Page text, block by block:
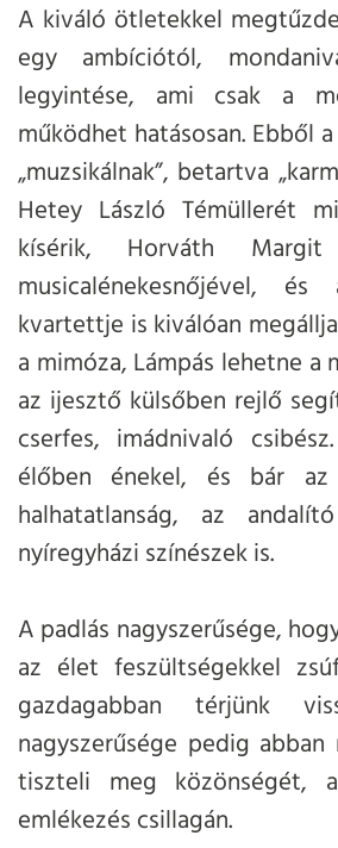
A kiváló ötletekkel
egy ambíciótól,
legyintése, ami csak a
működhet hatásosan. Ebből
„muzsikálnak”, betartva
Hetey László Témüllerét
kísérik, Horváth
musicalénekesnőjével,
kvartettje is kiválóan
a mimóza, Lámpás lehetne
az ijesztő külsőben rejlő
cserfes, imádnivaló
élőben énekel, és bár
halhatatlanság, az
nyíregyházi színészek is.
A padlás nagyszerűsége,
az élet feszültségekkel
gazdagabban térjünk
nagyszerűsége pedig
tiszteli meg közönségét,
emlékezés csillagán.